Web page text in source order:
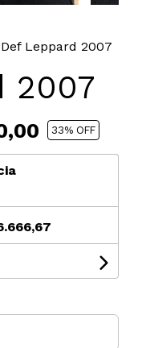
Def Leppard 2007
2007
33% OFF